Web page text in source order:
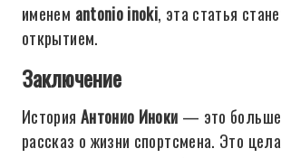
именем antonio inoki, эта статья
открытием.
Заключение
История Антонио Иноки — это
рассказ о жизни спортсмена. Это